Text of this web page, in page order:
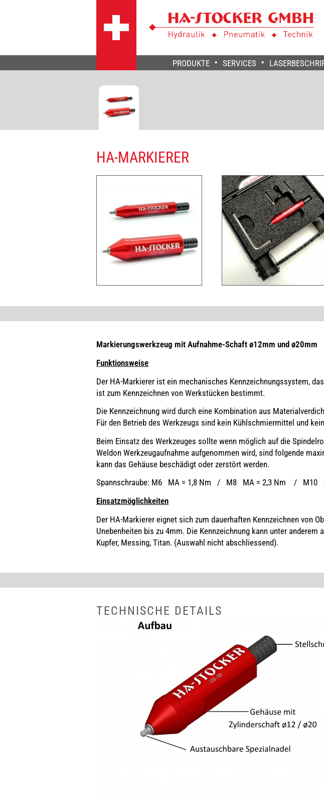
PRODUKTE SERVICES
HA-MARKIERER
Markierungswerkzeug mit Aufnahme-Schaft ø12mm und ø20mm
Funktionsweise
Der HA-Markierer ist ein mechanisches Kennzeichnungssystem,
ist zum Kennzeichnen von Werkstücken bestimmt.
Die Kennzeichnung wird durch eine Kombination aus
Für den Betrieb des Werkzeugs sind kein Kühlschmiermittel und
Beim Einsatz des Werkzeuges sollte wenn möglich auf die
Weldon Werkzeugaufnahme aufgenommen wird, sind folgende
kann das Gehäuse beschädigt oder zerstört werden.
Spannschraube: M6 MA = 1,8 Nm / M8 MA = 2,3 Nm / M10
Einsatzmöglichkeiten
Der HA-Markierer eignet sich zum dauerhaften Kennzeichnen von
Unebenheiten bis zu 4mm. Die Kennzeichnung kann unter
Kupfer, Messing, Titan. (Auswahl nicht abschliessend).
TECHNISCHE DETAILS